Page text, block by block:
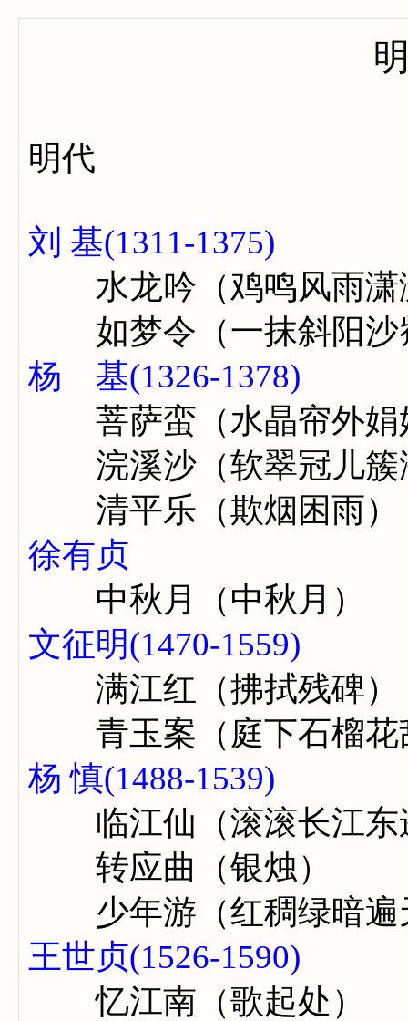
明代
刘 基(1311-1375)
水龙吟（鸡鸣风雨潇
如梦令（一抹斜阳沙
杨 基(1326-1378)
菩萨蛮（水晶帘外娟
浣溪沙（软翠冠儿簇
清平乐（欺烟困雨）
徐有贞
中秋月（中秋月）
文征明(1470-1559)
满江红（拂拭残碑）
青玉案（庭下石榴花
杨 慎(1488-1539)
临江仙（滚滚长江东
转应曲（银烛）
少年游（红稠绿暗遍
王世贞(1526-1590)
忆江南（歌起处）